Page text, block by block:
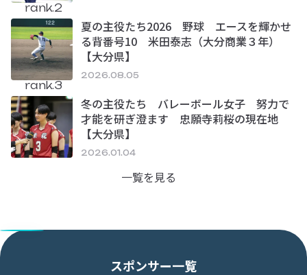
rank.2
夏の主役たち2026 野球 エースを輝かせ
る背番号10 米田泰志（大分商業３年）
【大分県】
2026.08.05
rank.3
冬の主役たち バレーボール女子 努力で
才能を研ぎ澄ます 忠願寺莉桜の現在地
【大分県】
2026.01.04
一覧を見る
スポンサー一覧